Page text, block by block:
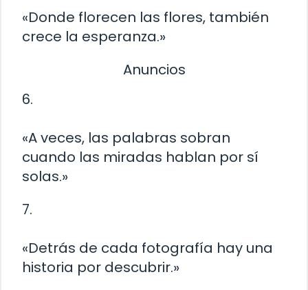
«Donde florecen las flores, también
crece la esperanza.»
Anuncios
6.
«A veces, las palabras sobran
cuando las miradas hablan por sí
solas.»
7.
«Detrás de cada fotografía hay una
historia por descubrir.»